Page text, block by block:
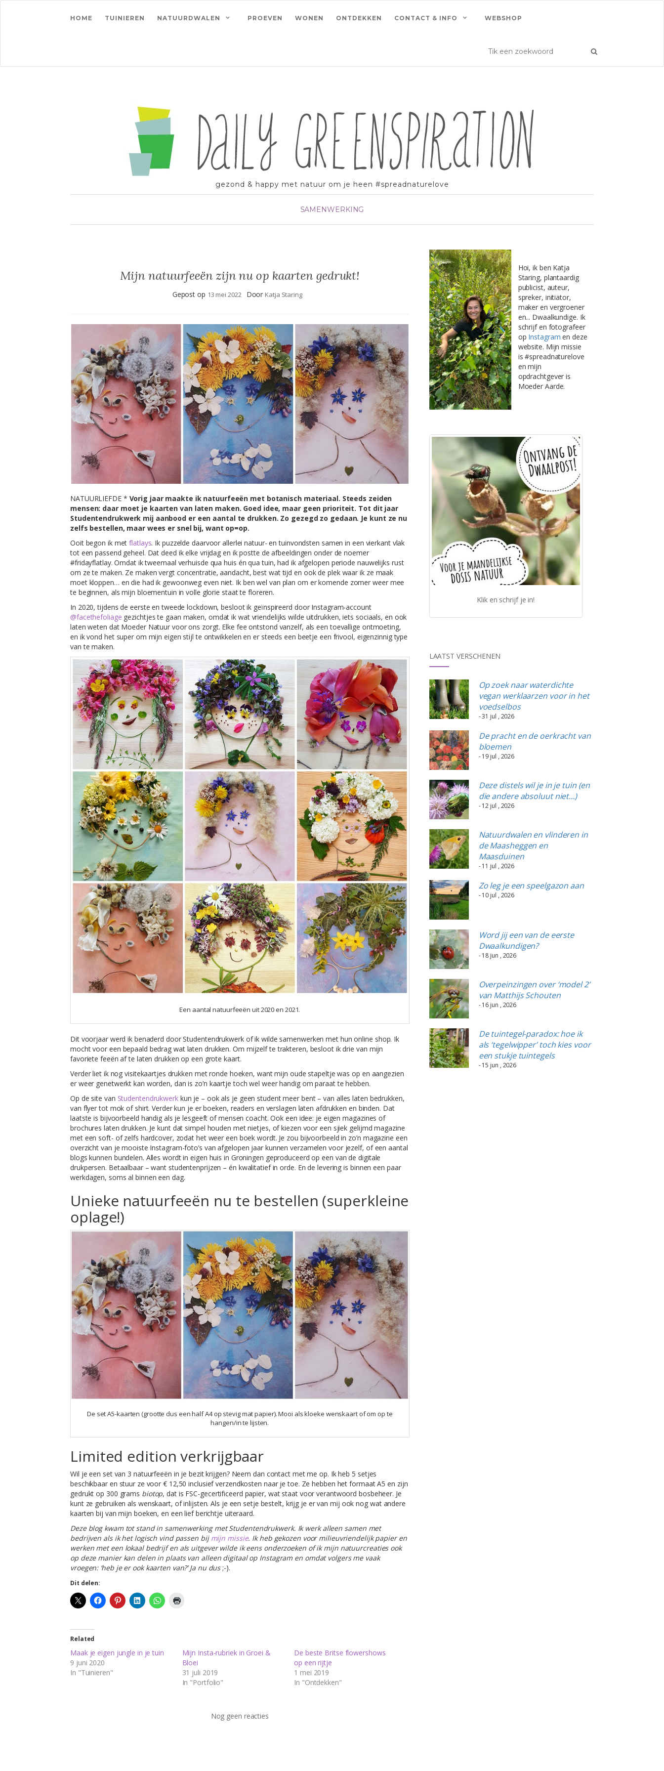
HOME TUINIEREN NATUURDWALEN PROEVEN WONEN ONTDEKKEN CONTACT & INFO WEBSHOP
gezond & happy met natuur om je heen #spreadnaturelove
SAMENWERKING
Mijn natuurfeeën zijn nu op kaarten gedrukt!
Gepost op 13 mei 2022 Door Katja Staring
NATUURLIEFDE * Vorig jaar maakte ik natuurfeeën met botanisch materiaal. Steeds zeiden
mensen: daar moet je kaarten van laten maken. Goed idee, maar geen prioriteit. Tot dit jaar
Studentendrukwerk mij aanbood er een aantal te drukken. Zo gezegd zo gedaan. Je kunt ze nu
zelfs bestellen, maar wees er snel bij, want op=op.
Ooit begon ik metflatlays. Ik puzzelde daarvoor allerlei natuur- en tuinvondsten samen in een vierkant vlak
tot een passend geheel. Dat deed ik elke vrijdag en ik postte de afbeeldingen onder de noemer
#fridayflatlay. Omdat ik tweemaal verhuisde qua huis én qua tuin, had ik afgelopen periode nauwelijks rust
om ze te maken. Ze maken vergt concentratie, aandacht, best wat tijd en ook de plek waar ik ze maak
moet kloppen… en die had ik gewoonweg even niet. Ik ben wel van plan om er komende zomer weer mee
te beginnen, als mijn bloementuin in volle glorie staat te floreren.
In 2020, tijdens de eerste en tweede lockdown, besloot ik geïnspireerd door Instagram-account
@facethefoliage gezichtjes te gaan maken, omdat ik wat vriendelijks wilde uitdrukken, iets sociaals, en ook
laten weten dat Moeder Natuur voor ons zorgt. Elke fee ontstond vanzelf, als een toevallige ontmoeting,
en ik vond het super om mijn eigen stijl te ontwikkelen en er steeds een beetje een frivool, eigenzinnig type
van te maken.
Een aantal natuurfeeën uit 2020 en 2021.
Dit voorjaar werd ik benaderd door Studentendrukwerk of ik wilde samenwerken met hun online shop. Ik
mocht voor een bepaald bedrag wat laten drukken. Om mijzelf te trakteren, besloot ik drie van mijn
favoriete feeën af te laten drukken op een grote kaart.
Verder liet ik nog visitekaartjes drukken met ronde hoeken, want mijn oude stapeltje was op en aangezien
er weer genetwerkt kan worden, dan is zo’n kaartje toch wel weer handig om paraat te hebben.
Op de site van Studentendrukwerkkun je – ook als je geen student meer bent – van alles laten bedrukken,
van flyer tot mok of shirt. Verder kun je er boeken, readers en verslagen laten afdrukken en binden. Dat
laatste is bijvoorbeeld handig als je lesgeeft of mensen coacht. Ook een idee: je eigen magazines of
brochures laten drukken. Je kunt dat simpel houden met nietjes, of kiezen voor een sjiek gelijmd magazine
met een soft- of zelfs hardcover, zodat het weer een boek wordt. Je zou bijvoorbeeld in zo’n magazine een
overzicht van je mooiste Instagram-foto’s van afgelopen jaar kunnen verzamelen voor jezelf, of een aantal
blogs kunnen bundelen. Alles wordt in eigen huis in Groningen geproduceerd op een van de digitale
drukpersen. Betaalbaar – want studentenprijzen – én kwalitatief in orde. En de levering is binnen een paar
werkdagen, soms al binnen een dag.
Unieke natuurfeeën nu te bestellen (superkleine
oplage!)
De set A5-kaarten (grootte dus een half A4 op stevig mat papier). Mooi als kloeke wenskaart of om op te
hangen/in te lijsten.
Limited edition verkrijgbaar
Wil je een set van 3 natuurfeeën in je bezit krijgen? Neem dan contact met me op. Ik heb 5 setjes
beschikbaar en stuur ze voor € 12,50 inclusief verzendkosten naar je toe. Ze hebben het formaat A5 en zijn
gedrukt op 300 grams biotop, dat is FSC-gecertificeerd papier, wat staat voor verantwoord bosbeheer. Je
kunt ze gebruiken als wenskaart, of inlijsten. Als je een setje bestelt, krijg je er van mij ook nog wat andere
kaarten bij van mijn boeken, en een lief berichtje uiteraard.
Deze blog kwam tot stand in samenwerking met Studentendrukwerk. Ik werk alleen samen met
bedrijven als ik het logisch vind passen bij mijn missie. Ik heb gekozen voor milieuvriendelijk papier en
werken met een lokaal bedrijf en als uitgever wilde ik eens onderzoeken of ik mijn natuurcreaties ook
op deze manier kan delen in plaats van alleen digitaal op Instagram en omdat volgers me vaak
vroegen: ‘heb je er ook kaarten van?’ Ja nu dus;-).
Dit delen:
Related
Maak je eigen jungle in je tuin
9 juni 2020
In "Tuinieren"
Mijn Insta-rubriek in Groei &
Bloei
31 juli 2019
In "Portfolio"
De beste Britse flowershows
op een rijtje
1 mei 2019
In "Ontdekken"
Nog geen reacties
Hoi, ik ben Katja
Staring, plantaardig
publicist, auteur,
spreker, initiator,
maker en vergroener
en... Dwaalkundige. Ik
schrijf en fotografeer
op Instagram en deze
website. Mijn missie
is #spreadnaturelove
en mijn
opdrachtgever is
Moeder Aarde.
Klik en schrijf je in!
LAATST VERSCHENEN
Op zoek naar waterdichte
vegan werklaarzen voor in het
voedselbos
- 31 jul , 2026
De pracht en de oerkracht van
bloemen
- 19 jul , 2026
Deze distels wil je in je tuin (en
die andere absoluut niet…)
- 12 jul , 2026
Natuurdwalen en vlinderen in
de Maasheggen en
Maasduinen
- 11 jul , 2026
Zo leg je een speelgazon aan
- 10 jul , 2026
Word jij een van de eerste
Dwaalkundigen?
- 18 jun , 2026
Overpeinzingen over ‘model 2’
van Matthijs Schouten
- 16 jun , 2026
De tuintegel-paradox: hoe ik
als ‘tegelwipper’ toch kies voor
een stukje tuintegels
- 15 jun , 2026